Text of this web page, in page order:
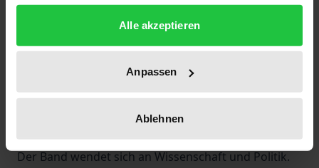
gesammelt haben.
Alle akzeptieren
Anpassen
Ablehnen
und Gesellschaften. Es geht um Menschenrechte
und Demokratie, Kriegsmittel und Wasser,
Friedensdividende und Vertrauensbildung,
Minoritäten und Kulturen.
Der Band wendet sich an Wissenschaft und Politik.